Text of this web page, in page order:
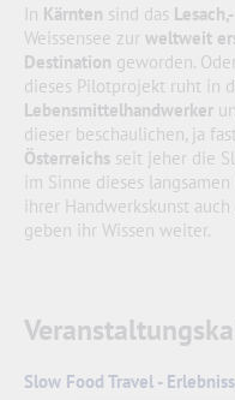
In Kärnten sind das
Weissensee zur weltweit
Destination geworden.
dieses Pilotprojekt ruht in
Lebensmittelhandwerker
dieser beschaulichen, ja
Österreichs seit jeher die
im Sinne dieses
ihrer Handwerkskunst
geben ihr Wissen weiter.
Slow Food Travel -